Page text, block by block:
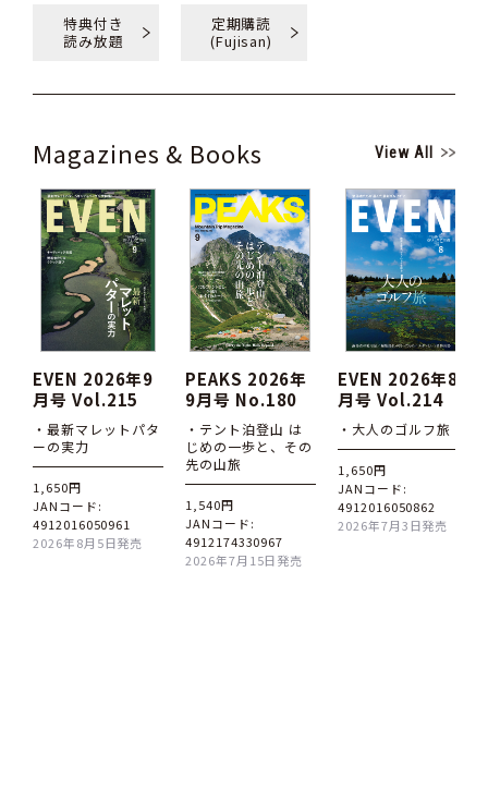
特典付き
読み放題
定期購読
(Fujisan)
Magazines & Books View All
EVEN 2026年9
月号 Vol.215
・最新マレットパタ
ーの実力
1,650円
JANコード:
4912016050961
2026年8月5日発売
PEAKS 2026年
9月号 No.180
・テント泊登山 は
じめの一歩と、その
先の山旅
1,540円
JANコード:
4912174330967
2026年7月15日発売
EVEN 2026年8
月号 Vol.214
・大人のゴルフ旅
1,650円
JANコード:
4912016050862
2026年7月3日発売